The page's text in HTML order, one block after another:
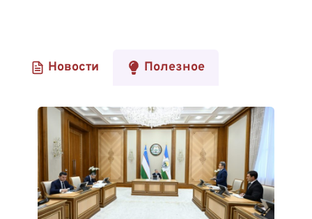
Новости Полезное